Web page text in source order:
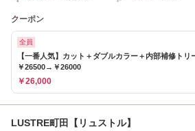
クーポン
全員
【一番人気】カット＋ダブルカラー＋内部補修トリ
￥26500→￥26000
￥26,000
LUSTRE町田【リュストル】